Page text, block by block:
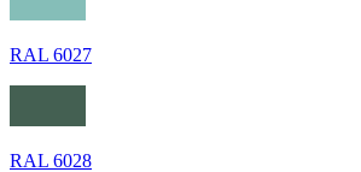
RAL 6027
RAL 6028